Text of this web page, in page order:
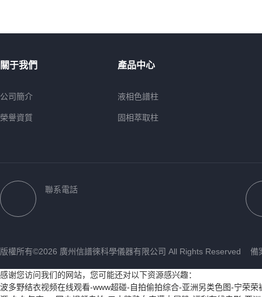
關于我們
公司簡介
榮譽資質
產品中心
液相色譜柱
固相萃取柱
進樣針
聯系電話
版權所有©2026 廣州信譜徠科學儀器有限公司 All Rights Reserved 備
感谢您访问我们的网站，您可能还对以下资源感兴趣：
波多野结衣视频在线观看-www超碰-自拍偷拍综合-亚洲另类色图-宁荣